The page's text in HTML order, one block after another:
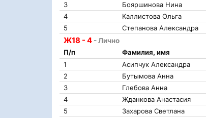
3
Бояршинова Нина
4
Каллистова Ольга
5
Степанова Александра
Ж18 - 4 - Лично
П/п
Фамилия, имя
1
Асипчук Александра
2
Бутымова Анна
3
Глебова Анна
4
Жданкова Анастасия
5
Захарова Светлана